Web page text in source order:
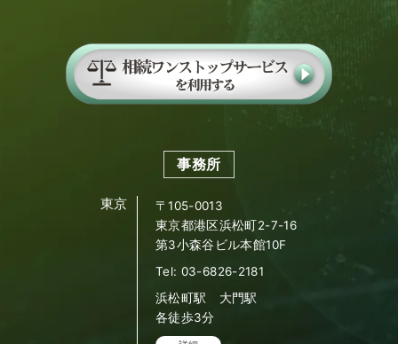
事務所
東京
〒105-0013
東京都港区浜松町2-7-16
第3小森谷ビル本館10F
Tel: 03-6826-2181
浜松町駅 大門駅
各徒歩3分